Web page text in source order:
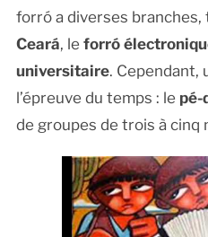
forró a diverses branches,
Ceará, le forró
universitaire. Cependant,
l’épreuve du temps : le pé-
de groupes de trois à cinq